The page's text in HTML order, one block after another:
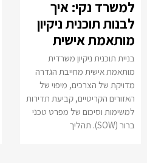
למשרד נקי: איך
לבנות תוכנית ניקיון
מותאמת אישית
בניית תוכנית ניקיון משרדית
מותאמת אישית מחייבת הגדרה
מדויקת של הצרכים, מיפוי של
האזורים הקריטיים, קביעת תדירות
למשימות וסיכום של מפרט טכני
ברור (SOW). תהליך